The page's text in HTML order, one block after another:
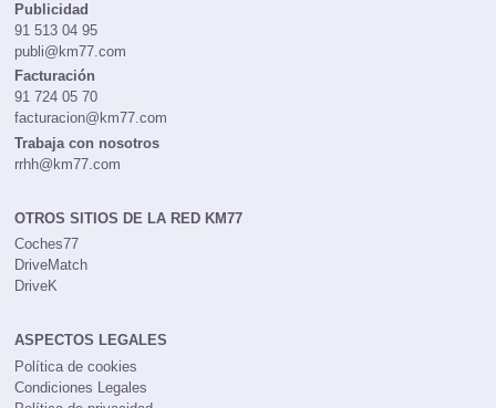
Publicidad
91 513 04 95
publi@km77.com
Facturación
91 724 05 70
facturacion@km77.com
Trabaja con nosotros
rrhh@km77.com
OTROS SITIOS DE LA RED KM77
Coches77
DriveMatch
DriveK
ASPECTOS LEGALES
Política de cookies
Condiciones Legales